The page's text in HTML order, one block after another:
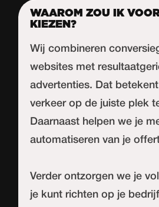
WAAROM ZOU IK
KIEZEN?
Wij combineren
websites met
advertenties. Dat
verkeer op de juiste plek
Daarnaast helpen we je
automatiseren van je
Verder ontzorgen we je
je kunt richten op je